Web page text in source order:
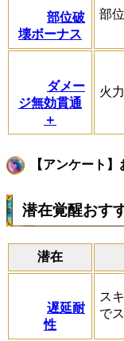
部位破
壊ボーナス
部
ダメー
ジ無効貫通
＋
火
【アンケート
潜在覚醒おす
潜在
遅延耐
性
ス
で